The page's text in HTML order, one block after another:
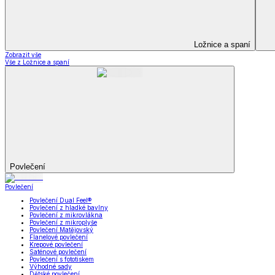
Kuchyňské zástěry a chňapky
Utěrky
Kuchyňský a jídelní
Zobrazit vše
Vše z Kuchyňský a jídelní textil
Kuchyňské zástěry a chňapky
Utěrky
Ubrusy a prostírání